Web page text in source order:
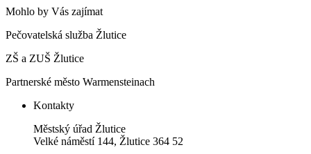
Mohlo by Vás zajímat
Pečovatelská služba Žlutice
ZŠ a ZUŠ Žlutice
Partnerské město Warmensteinach
Kontakty
Městský úřad Žlutice
Velké náměstí 144, Žlutice 364 52